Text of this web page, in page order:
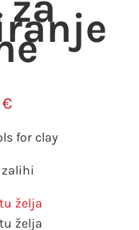
€
for clay
zalihi
želja
želja